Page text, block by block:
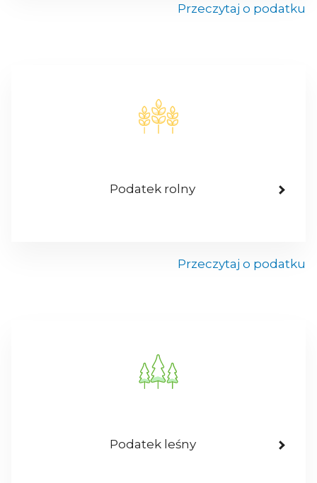
Przeczytaj o podatku
Podatek rolny
Przeczytaj o podatku
Podatek leśny